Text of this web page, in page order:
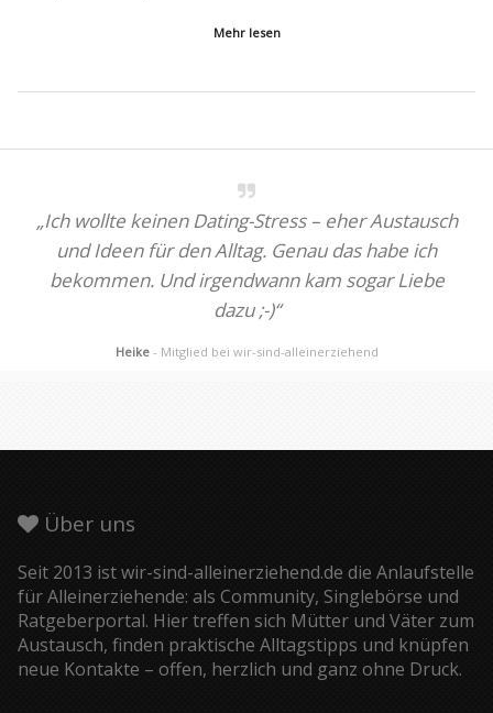
Mehr lesen
„Ich wollte keinen Dating-Stress – eher Austausch
und Ideen für den Alltag. Genau das habe ich
bekommen. Und irgendwann kam sogar Liebe
dazu ;-)“
Heike - Mitglied bei wir-sind-alleinerziehend
Über uns
Seit 2013 ist wir-sind-alleinerziehend.de die Anlaufstelle
für Alleinerziehende: als Community, Singlebörse und
Ratgeberportal. Hier treffen sich Mütter und Väter zum
Austausch, finden praktische Alltagstipps und knüpfen
neue Kontakte – offen, herzlich und ganz ohne Druck.